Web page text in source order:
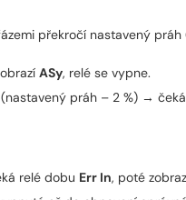
překročí nastavený
ASy, relé se vypne.
práh – 2 %) →
relé dobu Err In, poté